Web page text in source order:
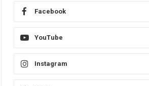
Facebook
YouTube
Instagram